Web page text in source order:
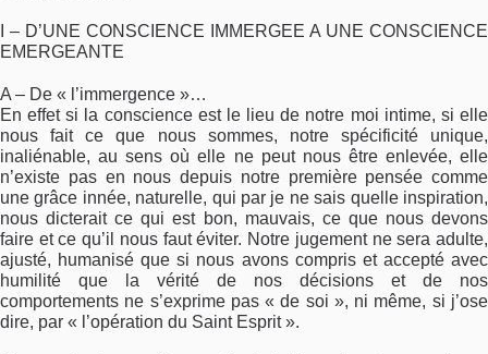
I – D’UNE CONSCIENCE IMMERGEE A UNE CONSCIENCE
EMERGEANTE
A – De « l’immergence »…
En effet si la conscience est le lieu de notre moi intime, si elle
nous fait ce que nous sommes, notre spécificité unique,
inaliénable, au sens où elle ne peut nous être enlevée, elle
n’existe pas en nous depuis notre première pensée comme
une grâce innée, naturelle, qui par je ne sais quelle inspiration,
nous dicterait ce qui est bon, mauvais, ce que nous devons
faire et ce qu’il nous faut éviter. Notre jugement ne sera adulte,
ajusté, humanisé que si nous avons compris et accepté avec
humilité que la vérité de nos décisions et de nos
comportements ne s’exprime pas « de soi », ni même, si j’ose
dire, par « l’opération du Saint Esprit ».